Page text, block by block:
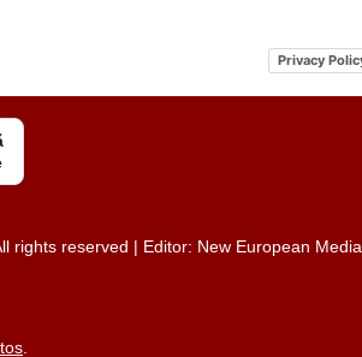
Privacy
rights reserved | Editor: New European